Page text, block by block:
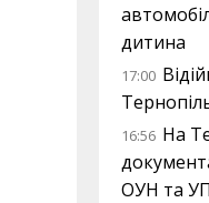
дитина
17:00
16:56 На
ОУН та